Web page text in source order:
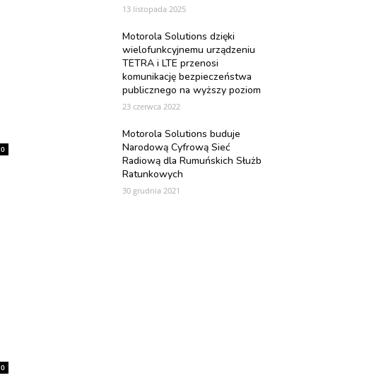
0
0
13 listopada 2025
Motorola Solutions dzięki
wielofunkcyjnemu urządzeniu
TETRA i LTE przenosi
komunikację bezpieczeństwa
publicznego na wyższy poziom
23 czerwca 2022
Motorola Solutions buduje
Narodową Cyfrową Sieć
Radiową dla Rumuńskich Służb
Ratunkowych
30 grudnia 2021